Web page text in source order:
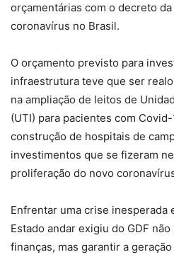
orçamentárias com o decreto
coronavírus no Brasil.
O orçamento previsto para
infraestrutura teve que ser
na ampliação de leitos de
(UTI) para pacientes com
construção de hospitais de
investimentos que se fizeram
proliferação do novo
Enfrentar uma crise inesperada
Estado andar exigiu do GDF
finanças, mas garantir a